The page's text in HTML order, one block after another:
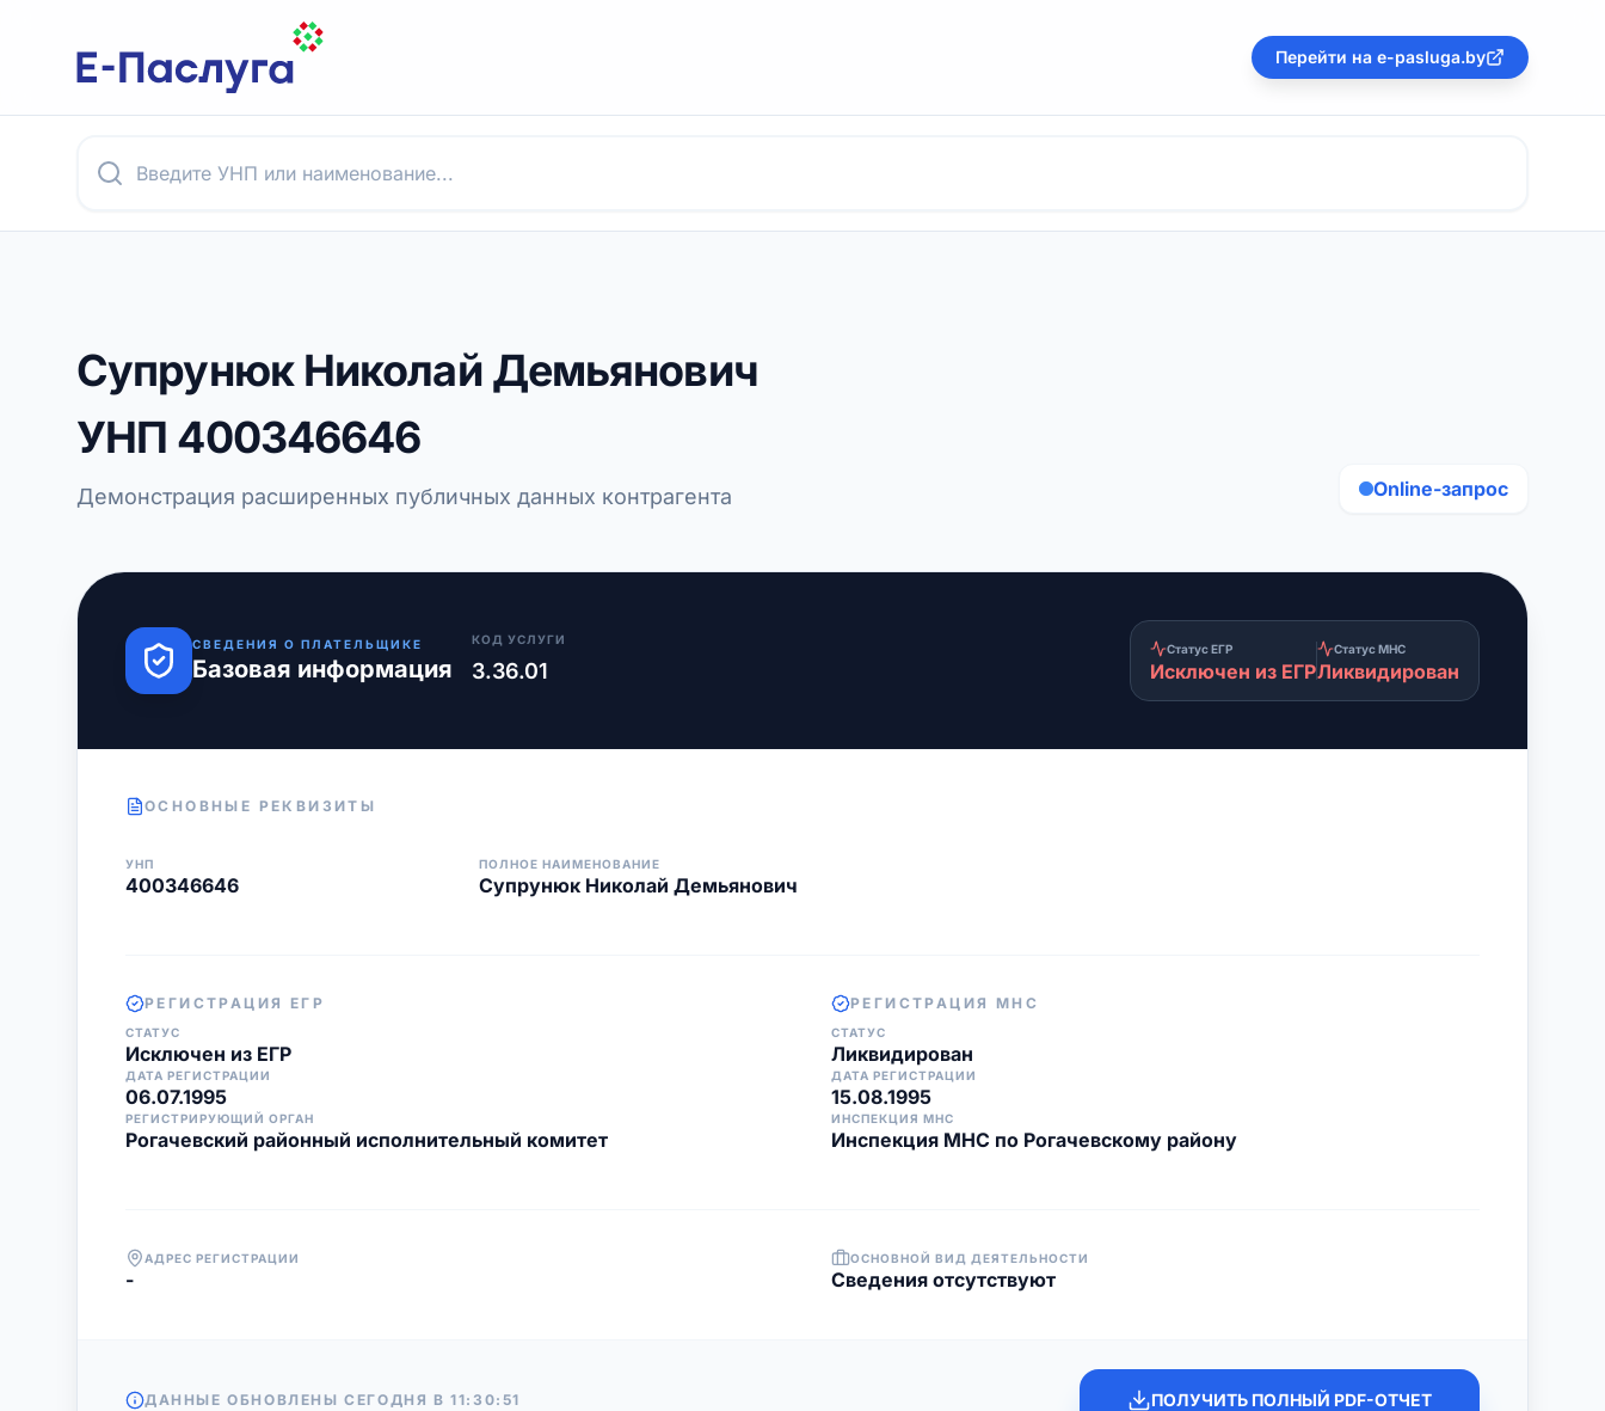
Перейти на e-pasluga.by
Супрунюк Николай Демьянович
УНП 400346646
Демонстрация расширенных публичных данных контрагента Online-запрос
СВЕДЕНИЯ О ПЛАТЕЛЬЩИКЕ
Базовая информация
КОД УСЛУГИ
3.36.01
Статус ЕГР
Исключен из ЕГР
Статус МНС
Ликвидирован
ОСНОВНЫЕ РЕКВИЗИТЫ
УНП
400346646
ПОЛНОЕ НАИМЕНОВАНИЕ
Супрунюк Николай Демьянович
РЕГИСТРАЦИЯ ЕГР
СТАТУС
Исключен из ЕГР
ДАТА РЕГИСТРАЦИИ
06.07.1995
РЕГИСТРИРУЮЩИЙ ОРГАН
Рогачевский районный исполнительный комитет
РЕГИСТРАЦИЯ МНС
СТАТУС
Ликвидирован
ДАТА РЕГИСТРАЦИИ
15.08.1995
ИНСПЕКЦИЯ МНС
Инспекция МНС по Рогачевскому району
АДРЕС РЕГИСТРАЦИИ
-
ОСНОВНОЙ ВИД ДЕЯТЕЛЬНОСТИ
Cведения отсутствуют
ДАННЫЕ ОБНОВЛЕНЫ СЕГОДНЯ В11:30:51 ПОЛУЧИТЬ ПОЛНЫЙ PDF-ОТЧЕТ